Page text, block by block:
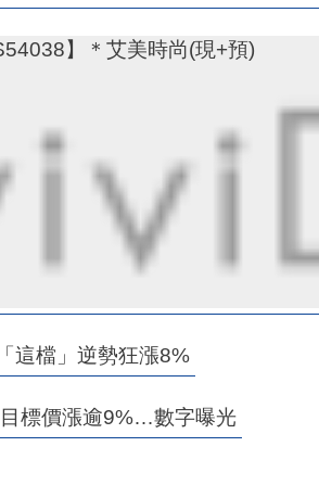
】＊艾美時尚(現+預)
這檔」逆勢狂漲8%
標價漲逾9%…數字曝光